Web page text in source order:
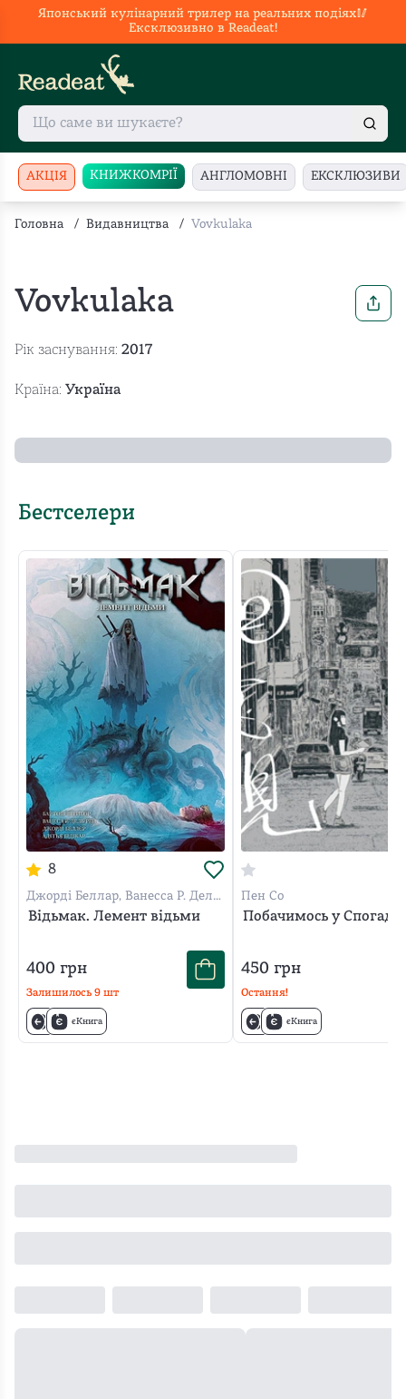
Японський кулінарний трилер на реальних подіях🥢
Ексклюзивно в Readeat!
АКЦІЯ КНИЖКОМРІЇ АНГЛОМОВНІ ЕКСКЛЮЗИВИ
Головна / Видавництва / Vovkulaka
Vovkulaka
Рік заснування: 2017
Країна: Україна
Бестселери
8
Джорді Беллар, Ванесса Р. Дель
Рей, Бартош Штибор, Адетья
Відьмак. Лемент відьми
400 грн
Залишилось 9 шт
єКнига
Пен Со
Побачимось у
450грн
Остання!
єКнига